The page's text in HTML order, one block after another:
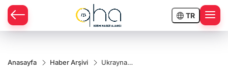
TR
Anasayfa Haber Arşivi
Ukrayna